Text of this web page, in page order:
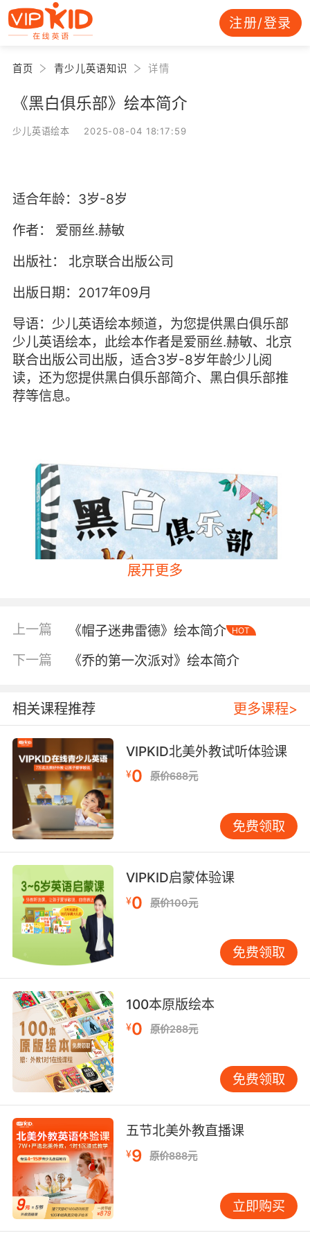
注册/登录
首页 青少儿英语知识 详情
《黑白俱乐部》绘本简介
少儿英语绘本 2025-08-04 18:17:59
适合年龄：3岁-8岁
作者：
爱丽丝.赫敏
出版社：
北京联合出版公司
出版日期：2017年09月
导语：少儿英语绘本频道，为您提供黑白俱乐部
少儿英语绘本，此绘本作者是爱丽丝.赫敏、北京
联合出版公司出版，适合3岁-8岁年龄少儿阅
读，还为您提供黑白俱乐部简介、黑白俱乐部推
荐等信息。
内容简介
“梦幻天堂”野生动物公园里，长颈鹿乔治正享受
着宁静的夜晚。忽然，他瞥见一队动物正悄悄地
从眼前爬过去。他忍不住去打听了下……原来啊，
是企鹅们办了一个新的俱乐部。乔治也想加入，
可是，这个俱乐部只允许黑白色的动物加入。不
甘心被排除在外的长颈鹿乔治，也开始了自己的
俱乐部计划。
乔治能顺利办成这个俱乐部吗？
编辑推荐：
★ 英国玛格丽特·卡蕾奖学金获得者爱丽丝•赫
敏，首部图画书作品！
★ 因为毛色被“排挤”在俱乐部之外的主人公——
长颈鹿乔治，傻气、执着，但又包容；
不愿意接纳毛色不同的长颈鹿——饰演“反派”的
企鹅们，好笑却又固执得可爱；
还有还有——“梦幻天堂”野生动物公园里那些打
酱油的友善动物们……
展开更多
上一篇 《帽子迷弗雷德》绘本简介 HOT
下一篇 《乔的第一次派对》绘本简介
相关课程推荐 更多课程>
VIPKID北美外教试听体验课
¥0 原价688元
免费领取
VIPKID启蒙体验课
¥0 原价100元
免费领取
100本原版绘本
¥0 原价288元
免费领取
五节北美外教直播课
¥9 原价888元
立即购买